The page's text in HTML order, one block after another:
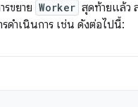
ขยาย Worker สุดท้ายแล้ว
รดำเนินการ เช่น ดังต่อไปนี้: